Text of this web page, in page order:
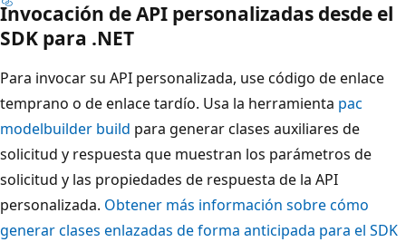
Invocación de API personalizadas desde el
SDK para .NET
Para invocar su API personalizada, use código de enlace
temprano o de enlace tardío. Usa la herramienta pac
modelbuilder build para generar clases auxiliares de
solicitud y respuesta que muestran los parámetros de
solicitud y las propiedades de respuesta de la API
personalizada. Obtener más información sobre cómo
generar clases enlazadas de forma anticipada para el SDK